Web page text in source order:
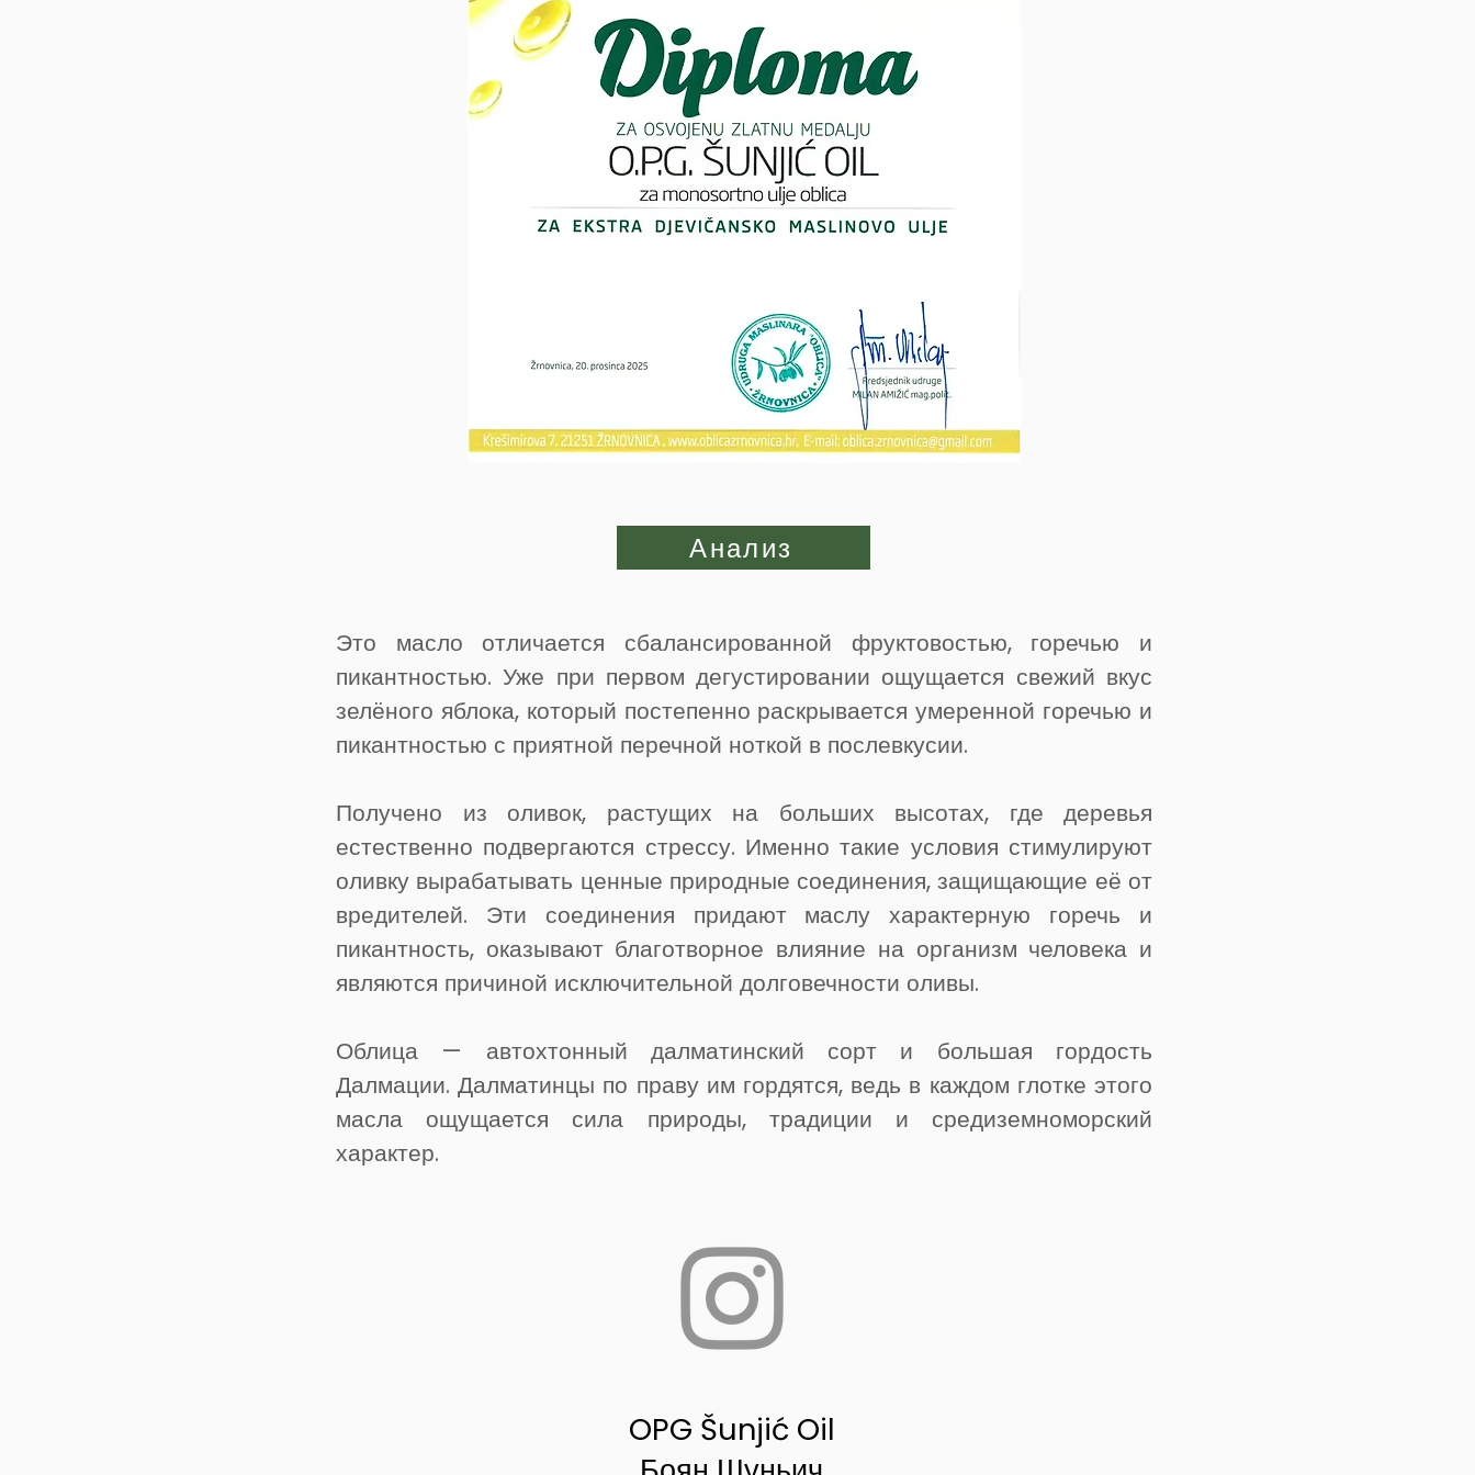
Анализ
Это масло отличается сбалансированной фруктовостью, горечью и
пикантностью. Уже при первом дегустировании ощущается свежий вкус
зелёного яблока, который постепенно раскрывается умеренной горечью и
пикантностью с приятной перечной ноткой в послевкусии.
Получено из оливок, растущих на больших высотах, где деревья
естественно подвергаются стрессу. Именно такие условия стимулируют
оливку вырабатывать ценные природные соединения, защищающие её от
вредителей. Эти соединения придают маслу характерную горечь и
пикантность, оказывают благотворное влияние на организм человека и
являются причиной исключительной долговечности оливы.
Облица — автохтонный далматинский сорт и большая гордость
Далмации. Далматинцы по праву им гордятся, ведь в каждом глотке этого
масла ощущается сила природы, традиции и средиземноморский
характер.
OPG Šunjić Oil